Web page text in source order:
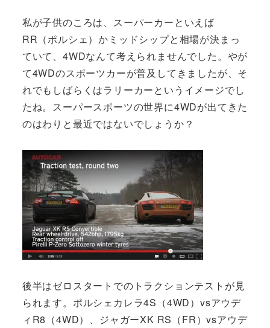
私が子供のころは、スーパーカーといえば
RR（ポルシェ）かミッドシップと相場が決まっ
ていて、4WDなんて考えられませんでした。やが
て4WDのスポーツカーが普及してきましたが、そ
れでもしばらくはラリーカーというイメージでし
たね。スーパースポーツの世界に4WDが出てきた
のはわりと最近ではないでしょうか？
後半はゼロスタートでのトラクションテストが見
られます。ポルシェカレラ4S（4WD）vsアウデ
ィR8（4WD）、ジャガーXK RS（FR）vsアウデ